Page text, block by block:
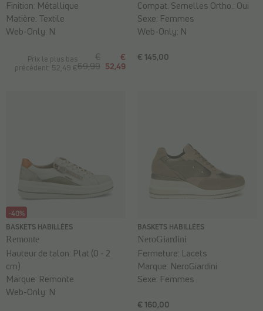
Prix le plus bas
précédent: 52,49 €
€
69,99
€
52,49
Finition: Métallique
Matière: Textile
Web-Only: N
€ 145,00
Compat. Semelles Ortho.: Oui
Sexe: Femmes
Web-Only: N
-40%
BASKETS HABILLÉES
Remonte
Hauteur de talon: Plat (0 - 2
cm)
Marque: Remonte
Web-Only: N
BASKETS HABILLÉES
NeroGiardini
€ 160,00
Fermeture: Lacets
Marque: NeroGiardini
Sexe: Femmes